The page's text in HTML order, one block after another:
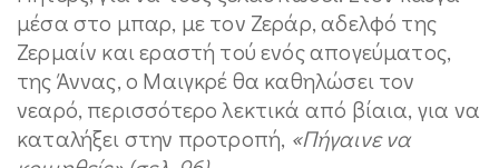
μέσα στο μπαρ, με τον Ζεράρ, αδελφό της
Ζερμαίν και εραστή τού ενός απογεύματος,
της Άννας, ο Μαιγκρέ θα καθηλώσει τον
νεαρό, περισσότερο λεκτικά από βίαια, για να
καταλήξει στην προτροπή, «Πήγαινε να